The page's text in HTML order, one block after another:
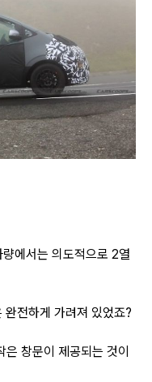
에서는 의도적으로 2열
완전하게 가려져 있었죠?
창문이 제공되는 것이